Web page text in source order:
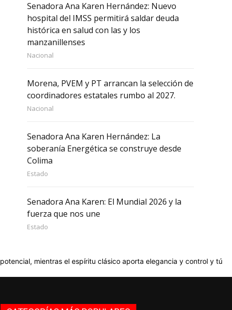
Senadora Ana Karen Hernández: Nuevo
hospital del IMSS permitirá saldar deuda
histórica en salud con las y los
manzanillenses
Nacional
Morena, PVEM y PT arrancan la selección de
coordinadores estatales rumbo al 2027.
Nacional
Senadora Ana Karen Hernández: La
soberanía Energética se construye desde
Colima
Estado
Senadora Ana Karen: El Mundial 2026 y la
fuerza que nos une
Estado
mientras el espíritu clásico aporta elegancia y control y tú